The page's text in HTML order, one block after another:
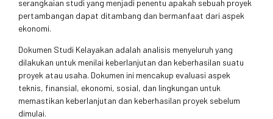
serangkaian studi yang menjadi penentu apakah sebuah proyek
pertambangan dapat ditambang dan bermanfaat dari aspek
ekonomi.
Dokumen Studi Kelayakan adalah analisis menyeluruh yang
dilakukan untuk menilai keberlanjutan dan keberhasilan suatu
proyek atau usaha. Dokumen ini mencakup evaluasi aspek
teknis, finansial, ekonomi, sosial, dan lingkungan untuk
memastikan keberlanjutan dan keberhasilan proyek sebelum
dimulai.